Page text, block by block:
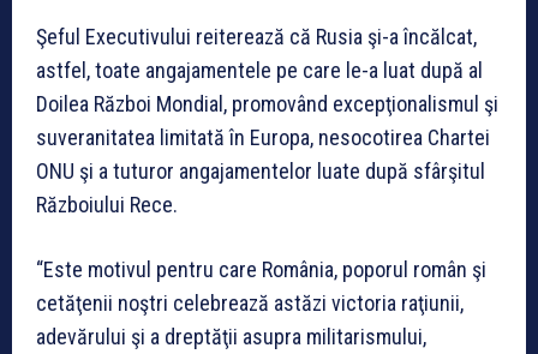
Şeful Executivului reiterează că Rusia şi-a încălcat,
astfel, toate angajamentele pe care le-a luat după al
Doilea Război Mondial, promovând excepţionalismul şi
suveranitatea limitată în Europa, nesocotirea Chartei
ONU şi a tuturor angajamentelor luate după sfârşitul
Războiului Rece.
“Este motivul pentru care România, poporul român şi
cetăţenii noştri celebrează astăzi victoria raţiunii,
adevărului şi a dreptăţii asupra militarismului,